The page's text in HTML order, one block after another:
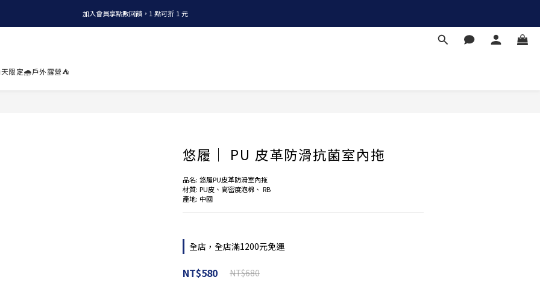
全店消費滿 NT$1200，即享免運
加入會員享點數回饋，1 點可折 1 元
天限定🌧️戶外露營⛺
悠履｜ PU 皮革防滑抗菌室內拖
品名: 悠履PU皮革防滑室內拖
材質: PU皮、高密度泡棉、 RB
產地: 中國
全店，全店滿1200元免運
NT$580 NT$680